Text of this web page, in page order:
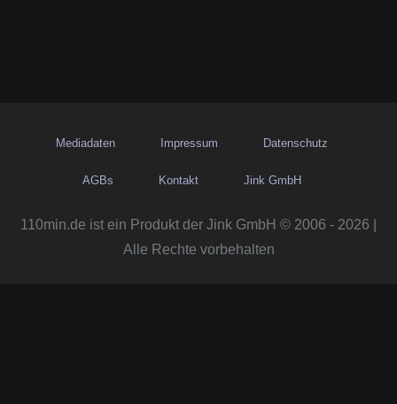
Mediadaten Impressum Datenschutz
AGBs Kontakt Jink GmbH
110min.de ist ein Produkt der Jink GmbH © 2006 - 2026 |
Alle Rechte vorbehalten